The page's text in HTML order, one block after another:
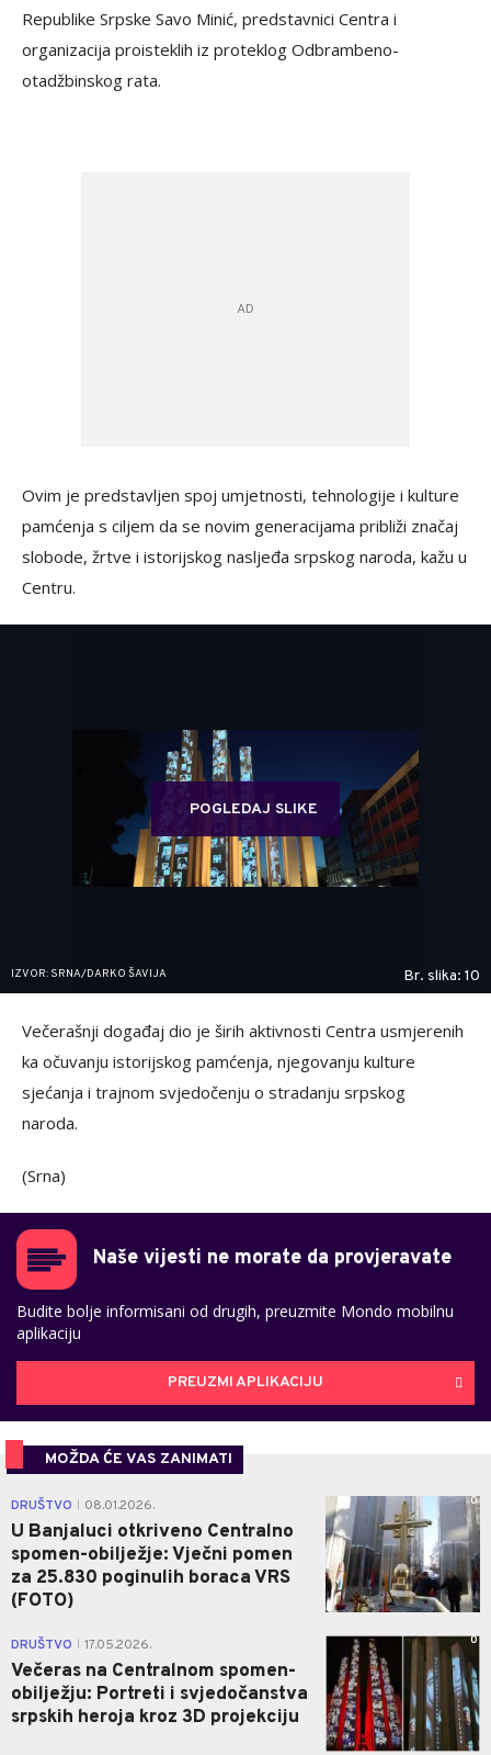
Republike Srpske Savo Minić, predstavnici Centra i
organizacija proisteklih iz proteklog Odbrambeno-
otadžbinskog rata.
Ovim je predstavljen spoj umjetnosti, tehnologije i kulture
pamćenja s ciljem da se novim generacijama približi značaj
slobode, žrtve i istorijskog nasljeđa srpskog naroda, kažu u
Centru.
POGLEDAJ SLIKE
IZVOR: SRNA/DARKO ŠAVIJA Br. slika: 10
Večerašnji događaj dio je širih aktivnosti Centra usmjerenih
ka očuvanju istorijskog pamćenja, njegovanju kulture
sjećanja i trajnom svjedočenju o stradanju srpskog
naroda.
(Srna)
Naše vijesti ne morate da provjeravate
Budite bolje informisani od drugih, preuzmite Mondo mobilnu
aplikaciju
PREUZMI APLIKACIJU
MOŽDA ĆE VAS ZANIMATI
DRUŠTVO 08.01.2026.
U Banjaluci otkriveno Centralno
spomen-obilježje: Vječni pomen
za 25.830 poginulih boraca VRS
(FOTO)
0
DRUŠTVO 17.05.2026.
Večeras na Centralnom spomen-
obilježju: Portreti i svjedočanstva
srpskih heroja kroz 3D projekciju
0